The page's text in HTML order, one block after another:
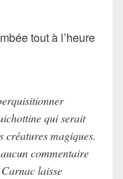
tout à l’heure
qui serait
créatures magiques.
commentaire
laisse